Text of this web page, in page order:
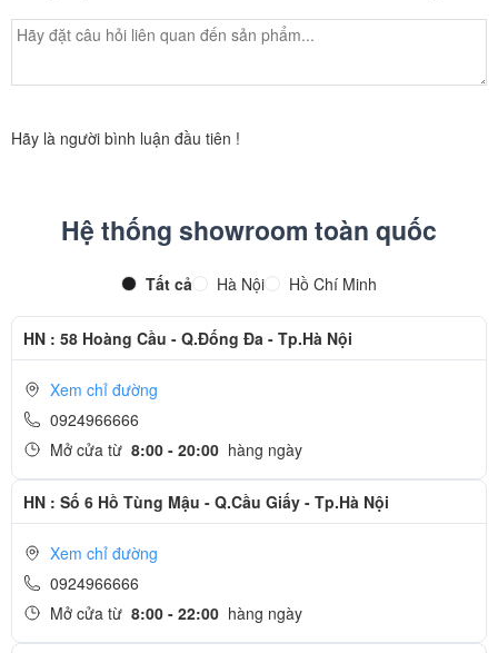
Làm việc, lưu trữ nhiều hơn với dung lượng ổ cứng lên tới 4TB tốc
độ đọc 3.0Gb/s, với tốc độ đọc và dung lượng lưu trữ như vậy bạn
có thể vô tư làm việc trích xuất dữ liệu nhanh hơn bao giờ hết.
Hãy là người bình luận đầu tiên !
Hệ thống showroom toàn quốc
Tất cả Hà Nội Hồ Chí Minh
HN : 58 Hoàng Cầu - Q.Đống Đa - Tp.Hà Nội
Xem chỉ đường
0924966666
Mở cửa từ 8:00 - 20:00 hàng ngày
HN : Số 6 Hồ Tùng Mậu - Q.Cầu Giấy - Tp.Hà Nội
Xem chỉ đường
0924966666
Mở cửa từ 8:00 - 22:00 hàng ngày